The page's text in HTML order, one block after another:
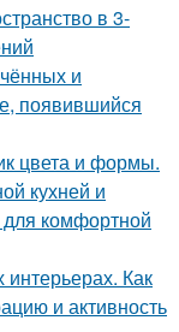
в 3-
и
появившийся
цвета и формы.
кухней и
комфортной
Как
и активность